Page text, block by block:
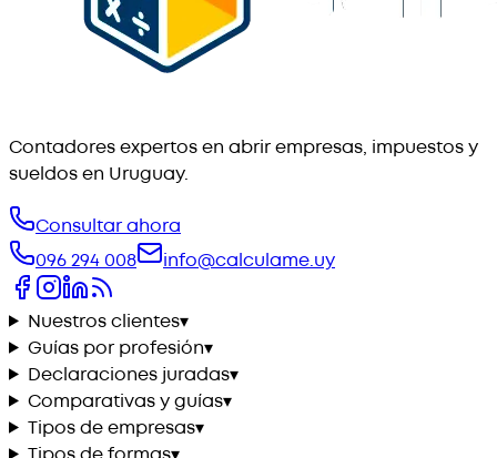
Contadores expertos en abrir empresas, impuestos y
sueldos en Uruguay.
Consultar ahora
096 294 008
info@calculame.uy
Nuestros clientes▾
Guías por profesión▾
Declaraciones juradas▾
Comparativas y guías▾
Tipos de empresas▾